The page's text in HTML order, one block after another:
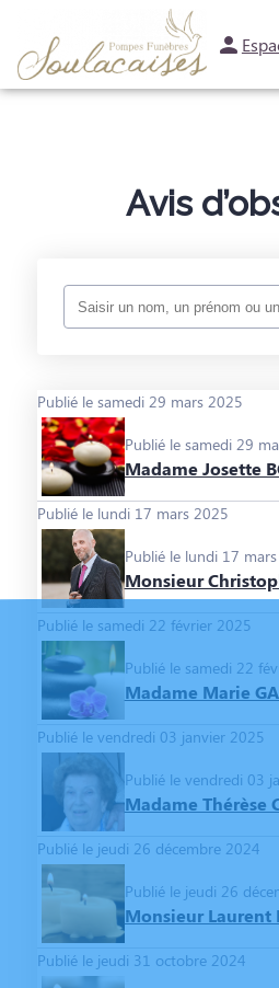
NOS SERVICES NOTRE AGENCE
Avis
Publié le samedi 29 mars 2025
Publié le samedi 29
Madame Josette
Publié le lundi 17 mars 2025
Publié le lundi 17
Monsieur
Publié le samedi 22 février 2025
Publié le samedi 22
Madame Marie
Publié le vendredi 03 janvier 2025
Publié le vendredi 03
Madame Thérèse
Publié le jeudi 26 décembre 2024
Publié le jeudi 26
Monsieur Laurent
Publié le jeudi 31 octobre 2024